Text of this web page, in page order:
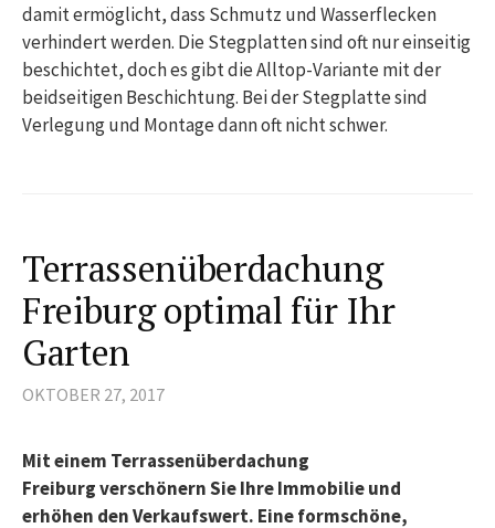
damit ermöglicht, dass Schmutz und Wasserflecken
verhindert werden. Die Stegplatten sind oft nur einseitig
beschichtet, doch es gibt die Alltop-Variante mit der
beidseitigen Beschichtung. Bei der Stegplatte sind
Verlegung und Montage dann oft nicht schwer.
Terrassenüberdachung
Freiburg optimal für Ihr
Garten
OKTOBER 27, 2017
Mit einem Terrassenüberdachung
Freiburg verschönern Sie Ihre Immobilie und
erhöhen den Verkaufswert. Eine formschöne,